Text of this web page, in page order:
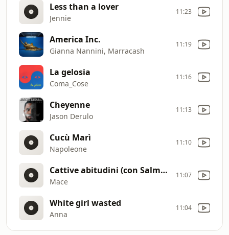
Less than a lover
Jennie
11:23
America Inc.
Gianna Nannini, Marracash
11:19
La gelosia
Coma_Cose
11:16
Cheyenne
Jason Derulo
11:13
Cucù Marì
Napoleone
11:10
Cattive abitudini (con Salmo & Colapesce)
Mace
11:07
White girl wasted
Anna
11:04